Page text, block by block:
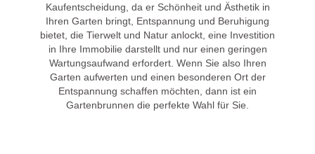
Kaufentscheidung, da er Schönheit und Ästhetik in
Ihren Garten bringt, Entspannung und Beruhigung
bietet, die Tierwelt und Natur anlockt, eine Investition
in Ihre Immobilie darstellt und nur einen geringen
Wartungsaufwand erfordert. Wenn Sie also Ihren
Garten aufwerten und einen besonderen Ort der
Entspannung schaffen möchten, dann ist ein
Gartenbrunnen die perfekte Wahl für Sie.